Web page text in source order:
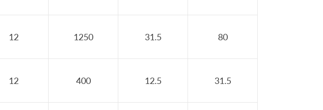
12 1250 31.5 80
12 400 12.5 31.5